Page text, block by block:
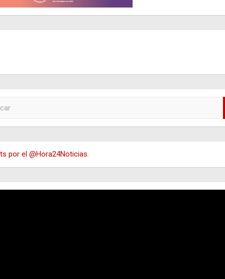
por el @Hora24Noticias.